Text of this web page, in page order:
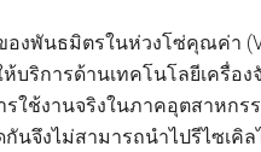
พันธมิตรในห่วงโซ่คุณค่า
บริการด้านเทคโนโลยีเครื่
ใช้งานจริงในภาคอุตสาหกร
จึงไม่สามารถนำไปรีไซเคิล